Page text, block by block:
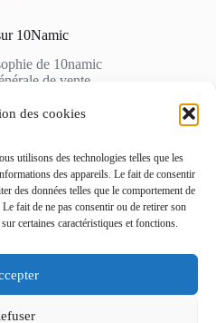
des cookies
utilisons des technologies telles que les
des appareils. Le fait de consentir
des données telles que le comportement de
fait de ne pas consentir ou de retirer son
certaines caractéristiques et fonctions.
10Namic
de 10namic
de vente
PUBLIER
62 51 02